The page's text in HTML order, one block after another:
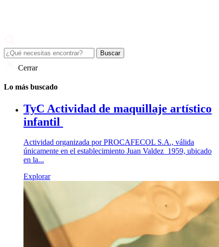
Cerrar
Lo más buscado
TyC Actividad de maquillaje artístico
infantil
Actividad organizada por PROCAFECOL S.A., válida
únicamente en el establecimiento Juan Valdez 1959, ubicado
en la...
Explorar